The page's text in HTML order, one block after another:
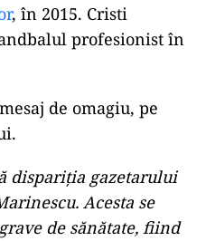
, în 2015. Cristi
profesionist în
de omagiu, pe
dispariția gazetarului
Acesta se
de sănătate, fiind